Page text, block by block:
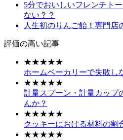
5分でおいしいフレンチト
ない？？
人生初のりんご飴！専門店
評価の高い記事
★★★★★
ホームベーカリーで失敗し
★★★★★
計量スプーン・計量カップ
んか？
★★★★★
クッキーにおける材料の割
★★★★★